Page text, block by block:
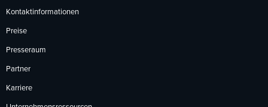
Kontaktinformationen
Preise
Presseraum
Partner
Karriere